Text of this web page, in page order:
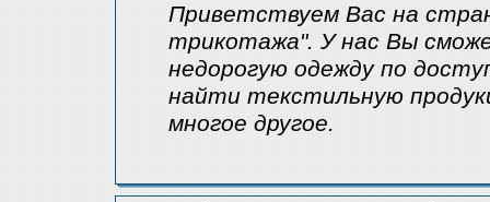
Приветствуем Вас на
трикотажа". У нас Вы
недорогую одежду по
найти текстильную
многое другое.